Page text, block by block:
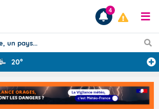
Prévisions
TOUS LES RÉSULTATS
4
20°